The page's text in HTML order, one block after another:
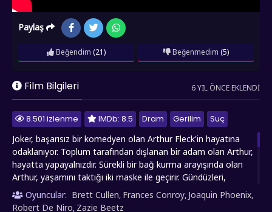
Paylaş
Beğendim (21) Beğenmedim (5)
Film Bilgileri 6 YIL ÖNCE EKLENDI
8.501 izlenme IMDb: 8.5 Dram Gerilim
Suç
Joker, başarısız bir komedyen olan Arthur Fleck'in hayatına
odaklanıyor. Toplum tarafından dışlanan bir adam olan Arthur,
hayatta yapayalnızdır. Sürekli bir bağ kurma arayışında olan
Arthur, yaşamını taktığı iki maske ile geçirir. Gündüzleri,
geçimini sağlamak için palyaço maskesini yüzüne takan
Arthur, geceleri ise asla üzerinden silip atamayacağı bir
Oyuncular: Brett Cullen, Frances Conroy, Joaquin Phoenix,
Robert De Niro, Zazie Beetz